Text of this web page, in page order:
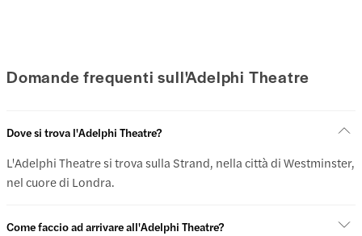
Domande frequenti sull'Adelphi Theatre
Dove si trova l'Adelphi Theatre?
L'Adelphi Theatre si trova sulla Strand, nella città di Westminster,
nel cuore di Londra.
Come faccio ad arrivare all'Adelphi Theatre?